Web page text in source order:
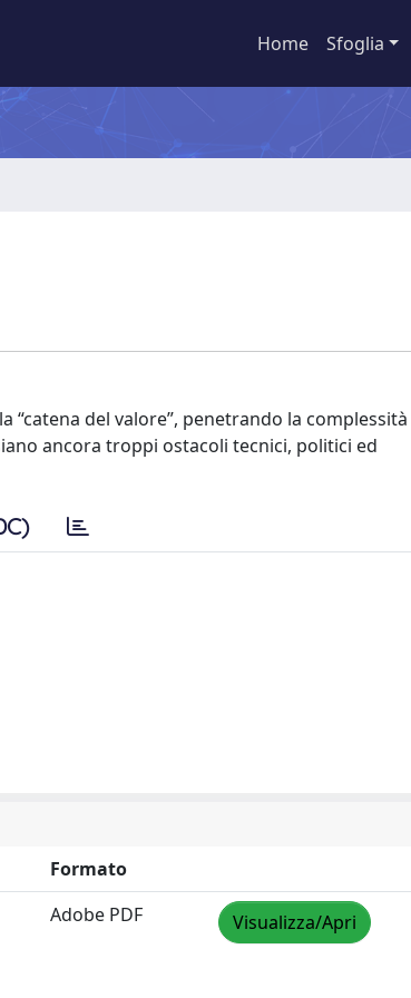
Home Sfoglia
del valore”, penetrando la complessità
ancora troppi ostacoli tecnici, politici ed
Formato
Adobe PDF Visualizza/Apri